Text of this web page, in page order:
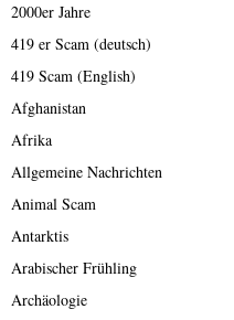
2000er Jahre
419 er Scam (deutsch)
419 Scam (English)
Afghanistan
Afrika
Allgemeine Nachrichten
Animal Scam
Antarktis
Arabischer Frühling
Archäologie